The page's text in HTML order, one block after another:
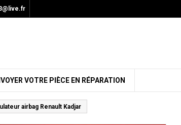
VOTRE PIÈCE EN RÉPARATION
airbag Renault Kadjar